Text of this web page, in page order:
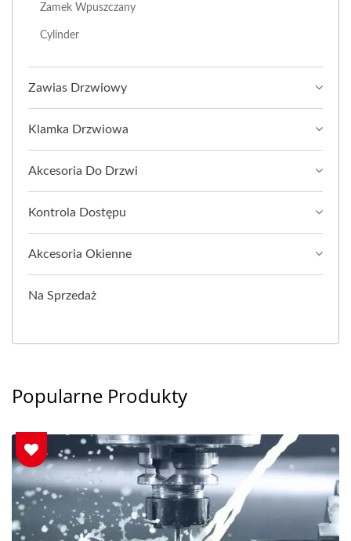
Zamek Wpuszczany
Cylinder
Zawias Drzwiowy
Klamka Drzwiowa
Akcesoria Do Drzwi
Kontrola Dostępu
Akcesoria Okienne
Na Sprzedaż
Popularne Produkty